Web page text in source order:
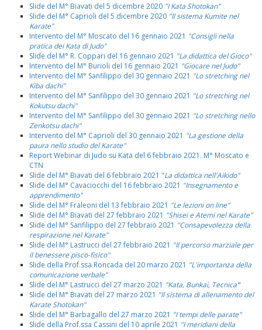
Slide del M° Biavati del 5 dicembre 2020 "I Kata Shotokan"
Slide del M° Caprioli del 5 dicembre 2020 "Il sistema Kumite nel
Karate"
Intervento del M° Moscato del 16 gennaio 2021 "Consigli nella
pratica dei Kata di Judo"
Slide del M° R. Coppari del 16 gennaio 2021 "La didattica del Gioco"
Intervento del M° Burioli del 16 gennaio 2021 "Giocare nel Judo"
Intervento del M° Sanfilippo del 30 gennaio 2021 "Lo stretching nel
Kiba dachi"
Intervento del M° Sanfilippo del 30 gennaio 2021 "Lo stretching nel
Kokutsu dachi"
Intervento del M° Sanfilippo del 30 gennaio 2021 "Lo stretching nello
Zenkotsu dachi"
Intervento del M° Caprioli del 30 gennaio 2021 "La gestione della
paura nello studio del Karate"
Report Webinar di Judo su Kata del 6 febbraio 2021. M° Moscato e
CTN
Slide del M° Biavati del 6 febbraio 2021 "La didattica nell'Aikido"
Slide del M° Cavaciocchi del 16 febbraio 2021 "Insegnamento e
apprendimento"
Slide del M° Fraleoni del 13 febbraio 2021 "Le lezioni on line"
Slide del M° Biavati del 27 febbraio 2021 "Shisei e Atemi nel Karate"
Slide del M° Sanfilippo del 27 febbraio 2021 "Consapevolezza della
respirazione nel Karate"
Slide del M° Lastrucci del 27 febbraio 2021 "Il percorso marziale per
il benessere pisco-fisico"
Slide della Prof.ssa Roncada del 20 marzo 2021 "L'importanza della
comunicazione verbale"
Slide del M° Lastrucci del 27 marzo 2021 "Kata, Bunkai, Tecnica"
Slide del M° Biavati del 27 marzo 2021 "Il sistema di allenamento del
Karate Shotokan"
Slide del M° Barbagallo del 27 marzo 2021 "I tempi delle parate"
Slide della Prof.ssa Cassini del 10 aprile 2021 "I meridiani della